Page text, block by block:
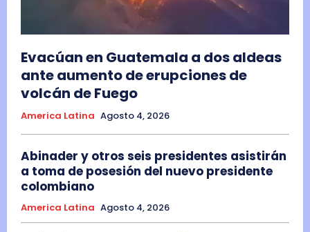
Evacúan en Guatemala a dos aldeas
ante aumento de erupciones de
volcán de Fuego
America Latina Agosto 4, 2026
Abinader y otros seis presidentes asistirán
a toma de posesión del nuevo presidente
colombiano
America Latina Agosto 4, 2026